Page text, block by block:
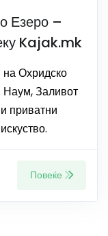
Езеро –
Kajak.mk
на Охридско
Наум, Заливот
приватни
Повеќе